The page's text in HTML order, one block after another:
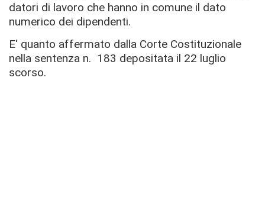
datori di lavoro che hanno in comune il dato
numerico dei dipendenti.
E' quanto affermato dalla Corte Costituzionale
nella sentenza n. 183 depositata il 22 luglio
scorso.